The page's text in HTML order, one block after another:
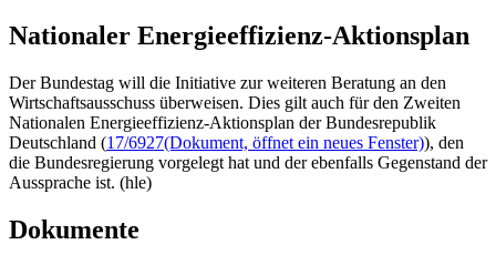
Nationaler Energieeffizienz-Aktionsplan
Der Bundestag will die Initiative zur weiteren Beratung an den
Wirtschaftsausschuss überweisen. Dies gilt auch für den Zweiten
Nationalen Energieeffizienz-Aktionsplan der Bundesrepublik
Deutschland (17/6927(Dokument, öffnet ein neues Fenster)), den
die Bundesregierung vorgelegt hat und der ebenfalls Gegenstand der
Aussprache ist. (hle)
Dokumente